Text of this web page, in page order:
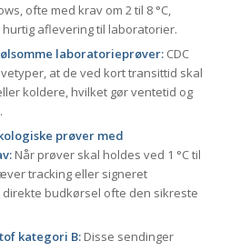
ofte med krav om 2 til 8 °C,
aflevering til laboratorier.
laboratorieprøver:CDC
at de ved kort transittid skal
koldere, hvilket gør ventetid og
prøver med
Når prøver skal holdes ved 1 °C til
tracking eller signeret
budkørsel ofte den sikreste
kategori B:Disse sendinger